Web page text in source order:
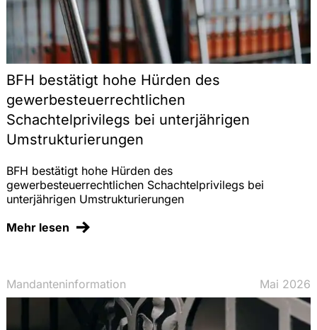
BFH bestätigt hohe Hürden des
gewerbesteuerrechtlichen
Schachtelprivilegs bei unterjährigen
Umstrukturierungen
BFH bestätigt hohe Hürden des
gewerbesteuerrechtlichen Schachtelprivilegs bei
unterjährigen Umstrukturierungen
Mehr lesen
Mandanteninformation Mai 2026